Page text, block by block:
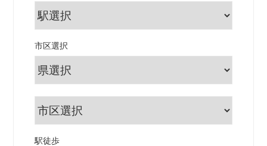
市区選択
駅徒歩